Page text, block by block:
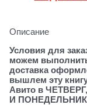
Описание
Условия для
можем
доставка
вышлем эту
Авито в
И